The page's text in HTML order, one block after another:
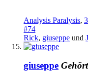
Analysis Paralysis,
#74
Rick, giuseppe und
giuseppe